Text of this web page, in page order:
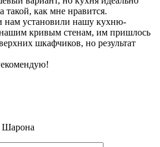
такой, как мне нравится.
нам установили нашу кухню-
нашим кривым стенам, им пришлось
шкафчиков, но результат
Шарона